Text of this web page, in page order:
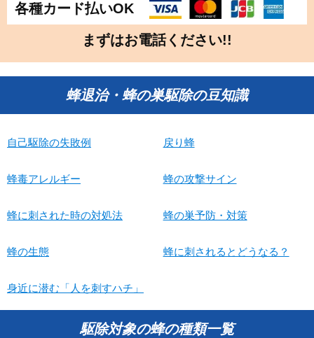
各種カード払いOK
まずはお電話ください!!
蜂退治・蜂の巣駆除の豆知識
自己駆除の失敗例 戻り蜂
蜂毒アレルギー 蜂の攻撃サイン
蜂に刺された時の対処法 蜂の巣予防・対策
蜂の生態 蜂に刺されるとどうなる？
身近に潜む「人を刺すハチ」
駆除対象の蜂の種類一覧